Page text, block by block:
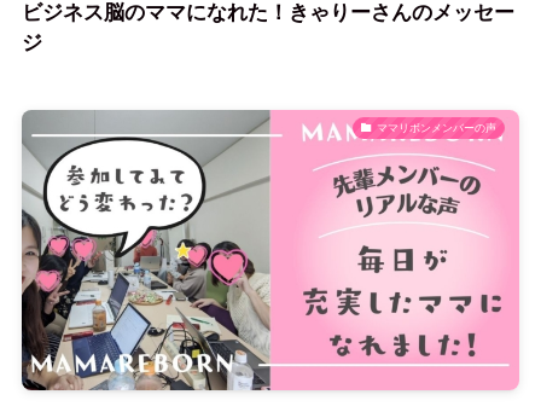
ビジネス脳のママになれた！きゃりーさんのメッセー
ジ
ママリボンメンバーの声